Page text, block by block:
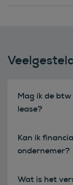
Mag ik de
lease?
Kan ik
ondernemer?
Wat is het